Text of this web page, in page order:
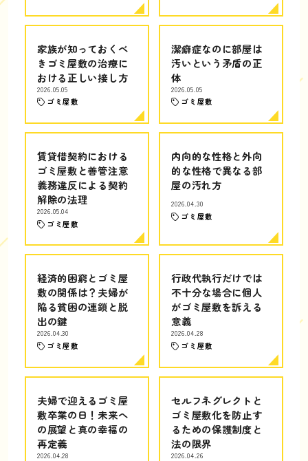
家族が知っておくべ
きゴミ屋敷の治療に
おける正しい接し方
2026.05.05
ゴミ屋敷
潔癖症なのに部屋は
汚いという矛盾の正
体
2026.05.05
ゴミ屋敷
賃貸借契約における
ゴミ屋敷と善管注意
義務違反による契約
解除の法理
2026.05.04
ゴミ屋敷
内向的な性格と外向
的な性格で異なる部
屋の汚れ方
2026.04.30
ゴミ屋敷
経済的困窮とゴミ屋
敷の関係は？夫婦が
陥る貧困の連鎖と脱
出の鍵
2026.04.30
ゴミ屋敷
行政代執行だけでは
不十分な場合に個人
がゴミ屋敷を訴える
意義
2026.04.28
ゴミ屋敷
夫婦で迎えるゴミ屋
敷卒業の日！未来へ
の展望と真の幸福の
再定義
2026.04.28
セルフネグレクトと
ゴミ屋敷化を防止す
るための保護制度と
法の限界
2026.04.26